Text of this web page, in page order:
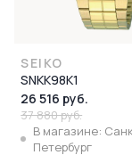
SEIKO
SNKK98K1
26 516 руб.
37 880 руб.
В магазине:
Петербург